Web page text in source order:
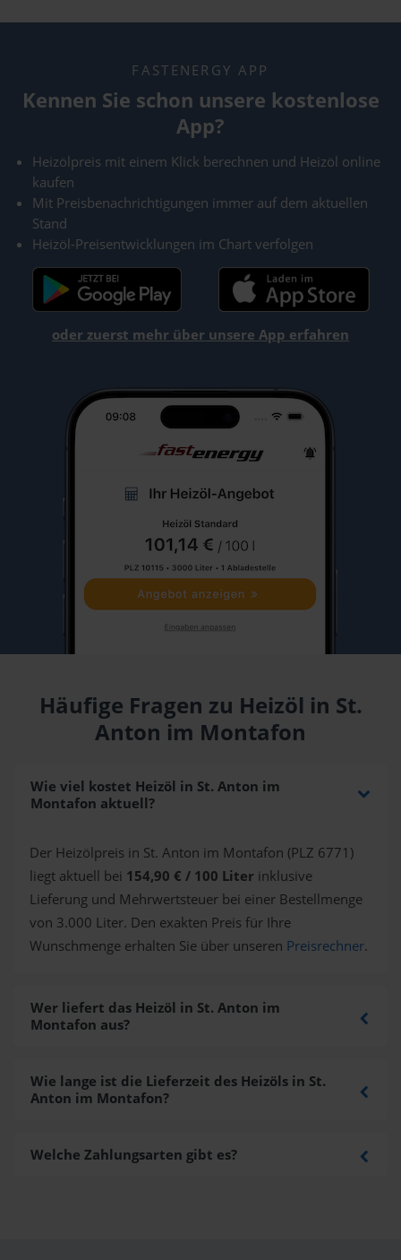
FASTENERGY APP
Kennen Sie schon unsere kostenlose
App?
Heizölpreis mit einem Klick berechnen und Heizöl online
kaufen
Mit Preisbenachrichtigungen immer auf dem aktuellen
Stand
Heizöl-Preisentwicklungen im Chart verfolgen
oder zuerst mehr über unsere App erfahren
Häufige Fragen zu Heizöl in St.
Anton im Montafon
Wie viel kostet Heizöl in St. Anton im
Montafon aktuell?
Der Heizölpreis in St. Anton im Montafon (PLZ 6771)
liegt aktuell bei 154,90 € / 100 Liter inklusive
Lieferung und Mehrwertsteuer bei einer Bestellmenge
von 3.000 Liter. Den exakten Preis für Ihre
Wunschmenge erhalten Sie über unseren Preisrechner.
Wer liefert das Heizöl in St. Anton im
Montafon aus?
Wie lange ist die Lieferzeit des Heizöls in St.
Anton im Montafon?
Welche Zahlungsarten gibt es?